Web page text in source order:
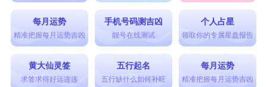
每月运势
精准把握每月运势吉凶
手机号码测吉凶
靓号在线测试
个人占星
领取你的专属星盘报告
黄大仙灵签
求签求得好运连连
五行起名
五行缺什么如何补旺
每月运势
精准把握每月运势吉凶